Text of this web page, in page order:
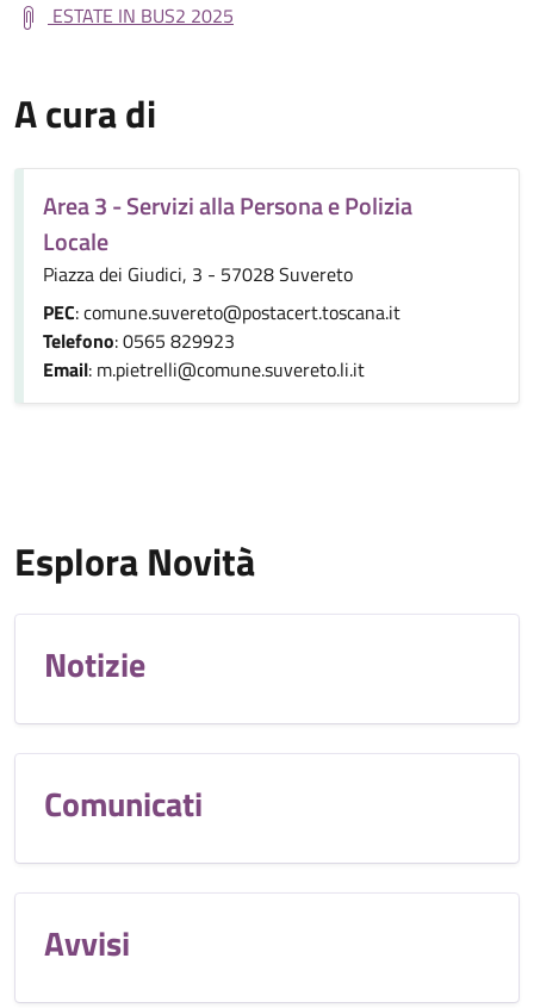
ESTATE IN BUS2 2025
A cura di
Area 3 - Servizi alla Persona e Polizia
Locale
Piazza dei Giudici, 3 - 57028 Suvereto
PEC: comune.suvereto@postacert.toscana.it
Telefono: 0565 829923
Email: m.pietrelli@comune.suvereto.li.it
Esplora Novità
Notizie
Comunicati
Avvisi